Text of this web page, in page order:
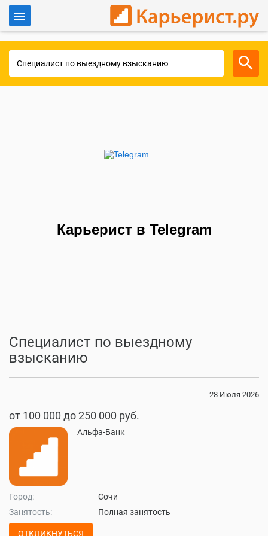
Для работодателей
Карьерист в Telegram
Специалист по выездному
взысканию
28 Июля 2026
от 100 000 до 250 000 руб.
Альфа-Банк
Город:
Сочи
Занятость:
Полная занятость
ОТКЛИКНУТЬСЯ